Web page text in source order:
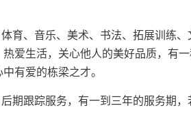
育、音乐、美术、书法、拓展训练
爱生活，关心他人的美好品质，有
有爱的栋梁之才。
期跟踪服务，有一到三年的服务期